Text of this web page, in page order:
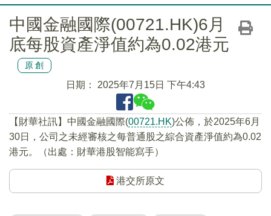
中國金融國際(00721.HK)6月
底每股資產淨值約為0.02港元
原創
日期： 2025年7月15日 下午4:43
【財華社訊】中國金融國際(00721.HK)公佈，於2025年6月
30日，公司之未經審核之每普通股之綜合資產淨值約為0.02
港元。（出處：財華港股智能寫手）
港交所原文